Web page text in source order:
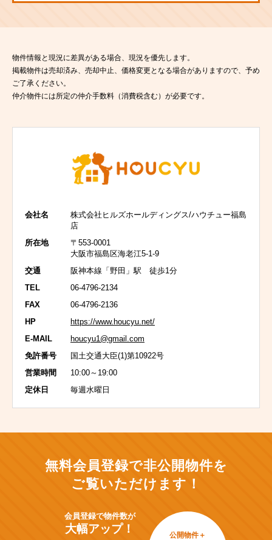
物件情報と現況に差異がある場合、現況を優先します。
掲載物件は売却済み、売却中止、価格変更となる場合がありますので、予め
ご了承ください。
仲介物件には所定の仲介手数料（消費税含む）が必要です。
会社名
株式会社ヒルズホールディングス/ハウチュー福島
店
所在地
〒553-0001
大阪市福島区海老江5-1-9
交通
阪神本線「野田」駅 徒歩1分
TEL
06-4796-2134
FAX
06-4796-2136
HP
https://www.houcyu.net/
E-MAIL
houcyu1@gmail.com
免許番号
国土交通大臣(1)第10922号
営業時間
10:00～19:00
定休日
毎週水曜日
無料会員登録で非公開物件を
ご覧いただけます！
会員登録で物件数が
大幅アップ！
公開物件＋